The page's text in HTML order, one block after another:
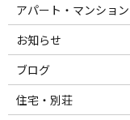
アパート・マンション
お知らせ
ブログ
住宅・別荘